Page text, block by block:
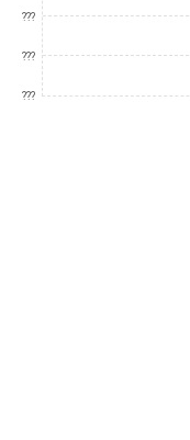
???
???
???